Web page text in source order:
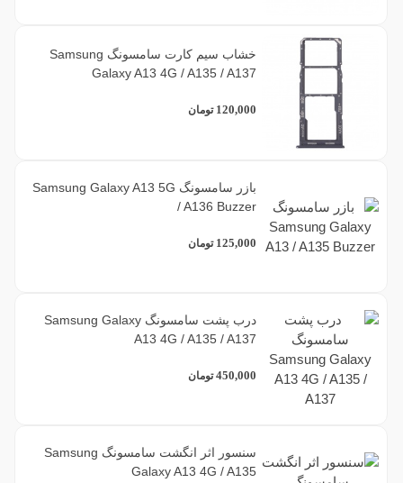
خشاب سیم کارت سامسونگ Samsung
Galaxy A13 4G / A135 / A137
120,000 تومان
بازر سامسونگ Samsung Galaxy A13 5G
/ A136 Buzzer
125,000 تومان
درب پشت سامسونگ Samsung Galaxy
A13 4G / A135 / A137
450,000 تومان
سنسور اثر انگشت سامسونگ Samsung
Galaxy A13 4G / A135